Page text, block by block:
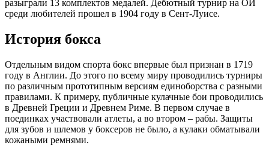
разыграли 13 комплектов медалей. Дебютный турнир на ОИ
среди любителей прошел в 1904 году в Сент-Луисе.
История бокса
Отдельным видом спорта бокс впервые был признан в 1719
году в Англии. До этого по всему миру проводились турниры
по различным прототипным версиям единоборства с разными
правилами. К примеру, публичные кулачные бои проводились
в Древней Греции и Древнем Риме. В первом случае в
поединках участвовали атлеты, а во втором – рабы. Защиты
для зубов и шлемов у боксеров не было, а кулаки обматывали
кожаными ремнями.